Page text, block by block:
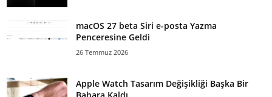
macOS 27 beta Siri e-posta Yazma
Penceresine Geldi
26 Temmuz 2026
Apple Watch Tasarım Değişikliği Başka Bir